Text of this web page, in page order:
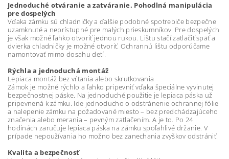
Jednoduché otváranie a zatváranie. Pohodlná manipulácia
pre dospelých
Vďaka zámku sú chladničky a ďalšie podobné spotrebiče bezpečne
uzamknuté a neprístupné pre malých prieskumníkov. Pre dospelých
je však možné ľahko otvoriť jednou rukou. Lištu stačí zatlačiť späť a
dvierka chladničky je možné otvoriť. Ochrannú lištu odporúčame
namontovať mimo dosahu detí.
Rýchla a jednoduchá montáž
Lepiaca montáž bez vŕtania alebo skrutkovania
Zámok je možné rýchlo a ľahko pripevniť vďaka špeciálne vyvinutej
bezpečnostnej páske. Na jednoduché použitie je lepiaca páska už
pripevnená k zámku. Ide jednoducho o odstránenie ochrannej fólie
a nalepenie zámku na požadované miesto – bez predchádzajúceho
značenia alebo merania – pevným zatlačením. A je to. Po 24
hodinách zaručuje lepiaca páska na zámku spoľahlivé držanie. V
prípade nepoužívania ho možno bez zanechania zvyškov odstrániť.
Kvalita a bezpečnosť